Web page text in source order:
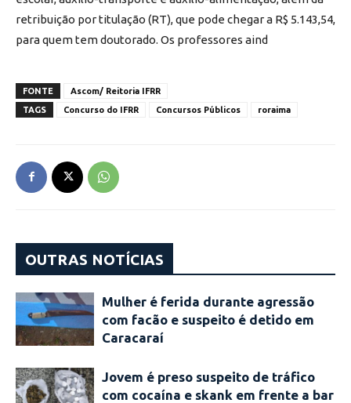
retribuição por titulação (RT), que pode chegar a R$ 5.143,54,
para quem tem doutorado. Os professores aind
FONTE
Ascom/ Reitoria IFRR
TAGS
Concurso do IFRR Concursos Públicos roraima
OUTRAS NOTÍCIAS
Mulher é ferida durante agressão
com facão e suspeito é detido em
Caracaraí
Jovem é preso suspeito de tráfico
com cocaína e skank em frente a bar